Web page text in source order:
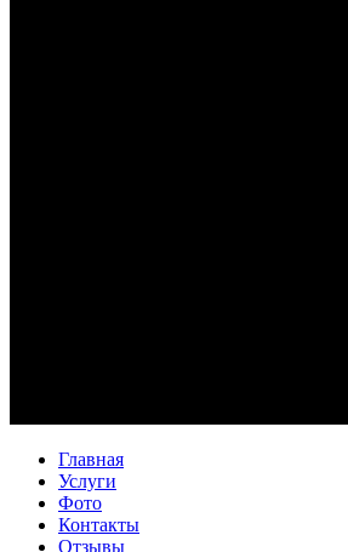
Главная
Услуги
Фото
Контакты
Отзывы